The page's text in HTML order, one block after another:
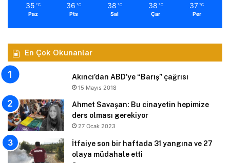
35 ℃
Paz
36 ℃
Pts
38 ℃
Sal
38 ℃
Çar
37 ℃
Per
En Çok Okunanlar
Akıncı’dan ABD’ye “Barış” çağrısı
15 Mayıs 2018
Ahmet Savaşan: Bu cinayetin hepimize
ders olması gerekiyor
27 Ocak 2023
İtfaiye son bir haftada 31 yangına ve 27
olaya müdahale etti